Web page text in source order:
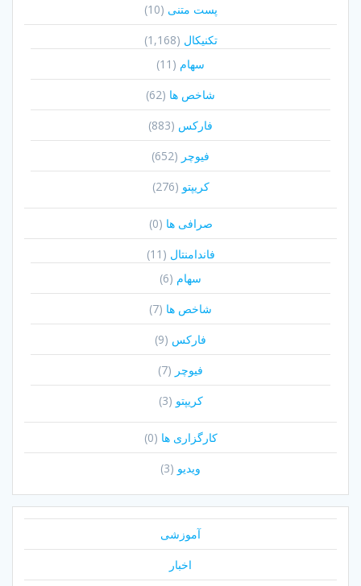
پست متنی (10)
تکنیکال (1,168)
سهام (11)
شاخص ها (62)
فارکس (883)
فیوچر (652)
کریپتو (276)
صرافی ها (0)
فاندامنتال (11)
سهام (6)
شاخص ها (7)
فارکس (9)
فیوچر (7)
کریپتو (3)
کارگزاری ها (0)
ویدیو (3)
آموزشی
اخبار